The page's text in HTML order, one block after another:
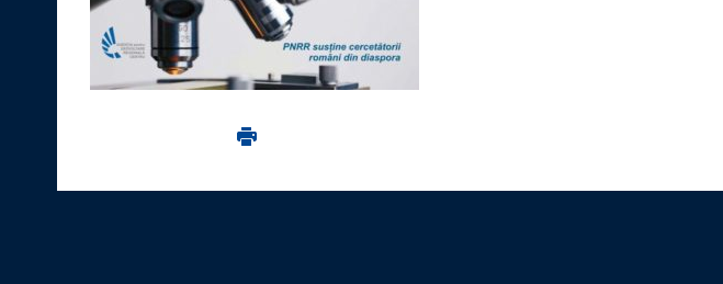
Imprima aceasta pagina